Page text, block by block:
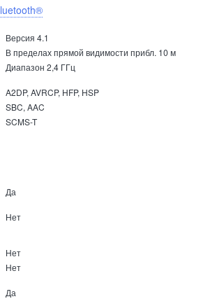
Версия 4.1
В пределах прямой видимости прибл. 10 м
Диапазон 2,4 ГГц
A2DP, AVRCP, HFP, HSP
SBC, AAC
SCMS-T
Да
Нет
Нет
Нет
Да